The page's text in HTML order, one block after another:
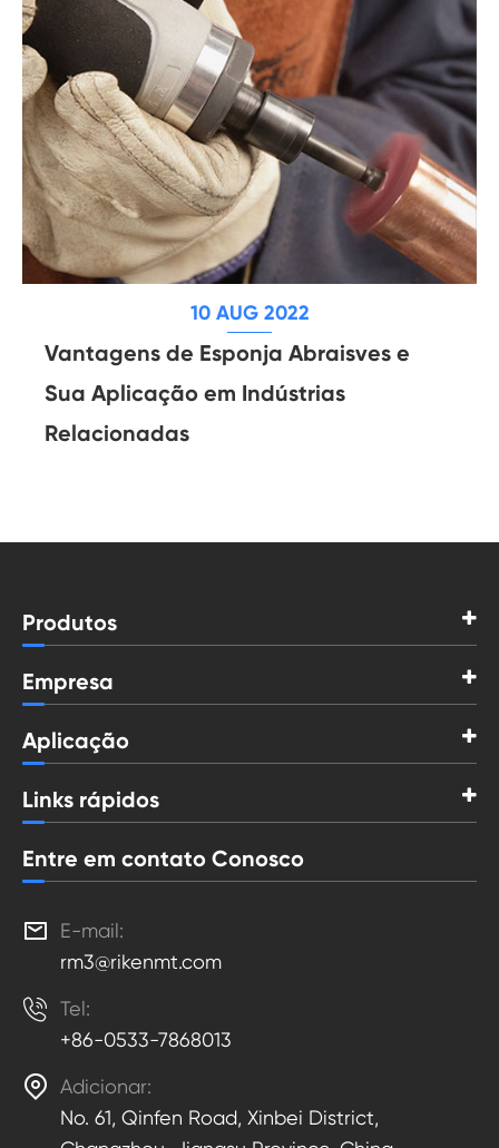
10 AUG 2022
Vantagens de Esponja Abraisves e
Sua Aplicação em Indústrias
Relacionadas
Produtos
Empresa
Aplicação
Links rápidos
Entre em contato Conosco

E-mail:
rm3@rikenmt.com
 Tel:
+86-0533-7868013
 Adicionar:
No. 61, Qinfen Road, Xinbei District,